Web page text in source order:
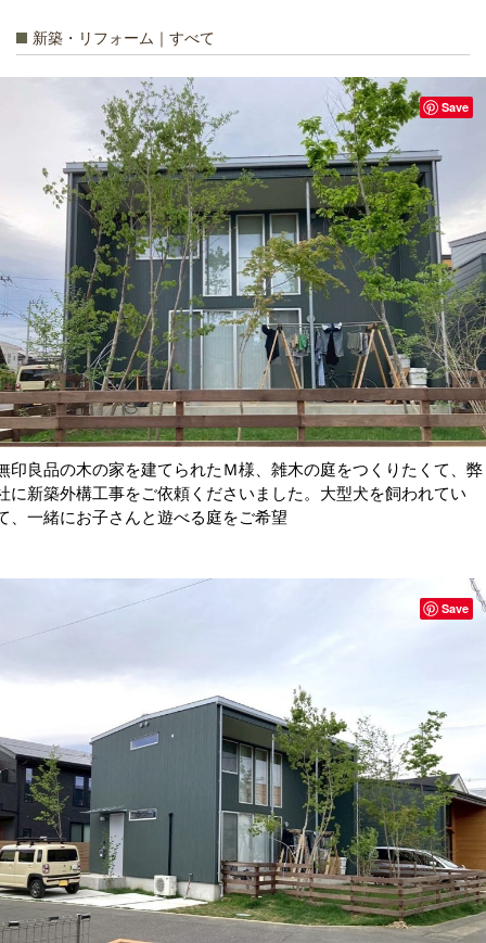
新築・リフォーム｜すべて
印良品の木の家を建てられたＭ様、雑木の庭をつくりたくて、弊
に新築外構工事をご依頼くださいました。大型犬を飼われてい
、一緒にお子さんと遊べる庭をご希望
Save
Save